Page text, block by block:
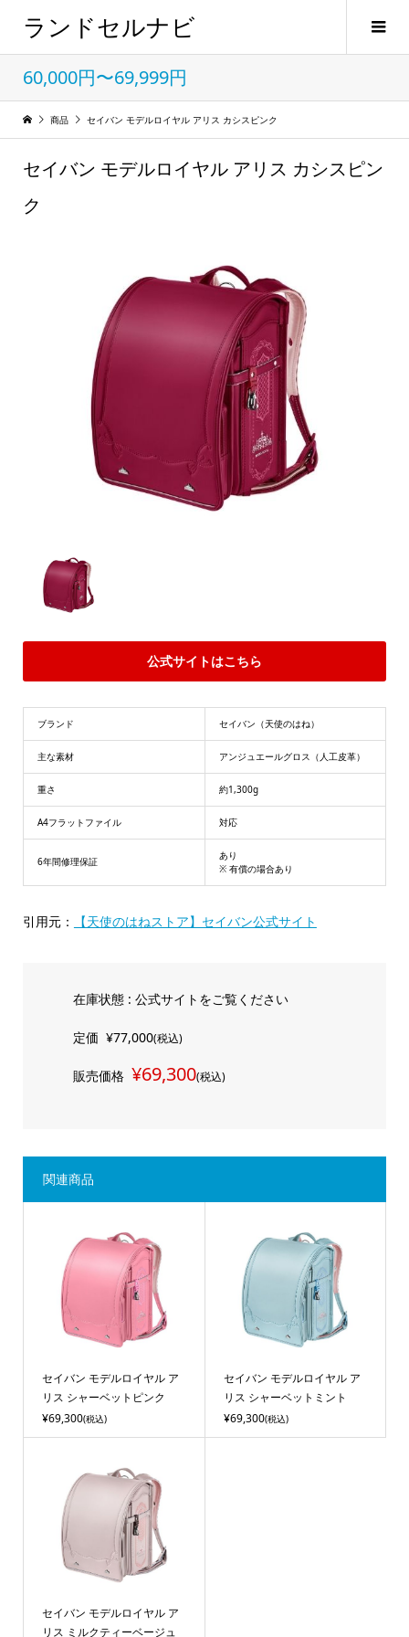
ランドセルナビ
60,000円〜69,999円
商品 セイバン モデルロイヤル アリス カシスピンク
セイバン モデルロイヤル アリス カシスピン
ク
公式サイトはこちら
ブランド セイバン（天使のはね）
主な素材 アンジュエールグロス（人工皮革）
重さ 約1,300g
A4フラットファイル 対応
6年間修理保証
あり
※ 有償の場合あり
引用元： 【天使のはねストア】セイバン公式サイト
在庫状態 : 公式サイトをご覧ください
定価 ¥77,000(税込)
販売価格 ¥69,300(税込)
関連商品
セイバン モデルロイヤル ア
リス シャーベットピンク
¥69,300(税込)
セイバン モデルロイヤル ア
リス シャーベットミント
¥69,300(税込)
セイバン モデルロイヤル ア
リス ミルクティーベージュ